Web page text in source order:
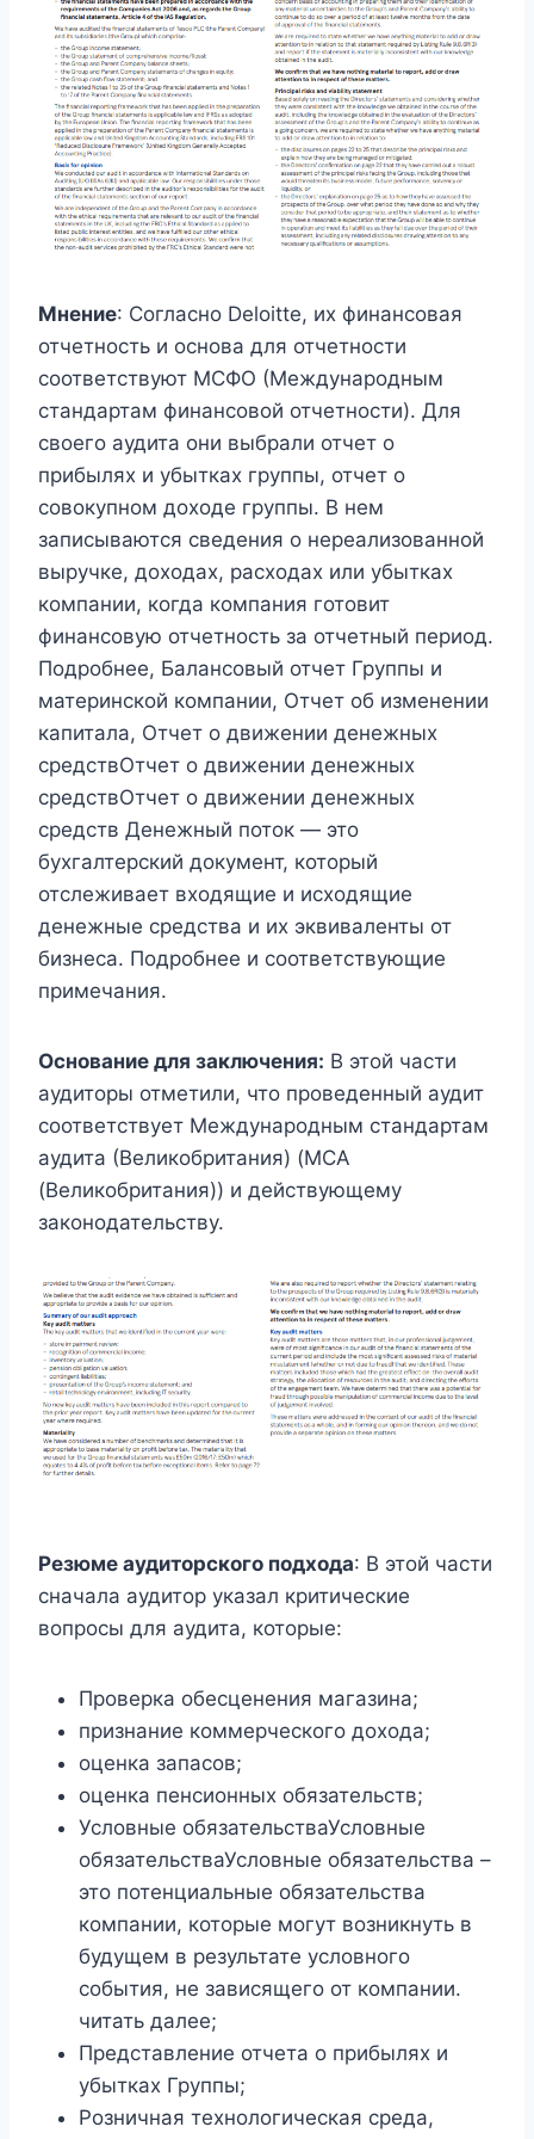
Мнение: Согласно Deloitte, их финансовая
отчетность и основа для отчетности
соответствуют МСФО (Международным
стандартам финансовой отчетности). Для
своего аудита они выбрали отчет о
прибылях и убытках группы, отчет о
совокупном доходе группы. В нем
записываются сведения о нереализованной
выручке, доходах, расходах или убытках
компании, когда компания готовит
финансовую отчетность за отчетный период.
Подробнее, Балансовый отчет Группы и
материнской компании, Отчет об изменении
капитала, Отчет о движении денежных
средствОтчет о движении денежных
средствОтчет о движении денежных
средств Денежный поток — это
бухгалтерский документ, который
отслеживает входящие и исходящие
денежные средства и их эквиваленты от
бизнеса. Подробнее и соответствующие
примечания.
Основание для заключения: В этой части
аудиторы отметили, что проведенный аудит
соответствует Международным стандартам
аудита (Великобритания) (МСА
(Великобритания)) и действующему
законодательству.
Резюме аудиторского подхода: В этой части
сначала аудитор указал критические
вопросы для аудита, которые:
Проверка обесценения магазина;
признание коммерческого дохода;
оценка запасов;
оценка пенсионных обязательств;
Условные обязательстваУсловные
обязательстваУсловные обязательства –
это потенциальные обязательства
компании, которые могут возникнуть в
будущем в результате условного
события, не зависящего от компании.
читать далее;
Представление отчета о прибылях и
убытках Группы;
Розничная технологическая среда,